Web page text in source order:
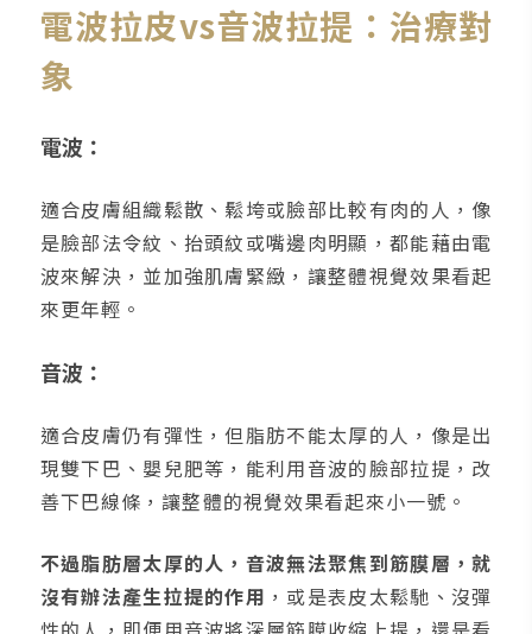
電波拉皮vs音波拉提：治療對
象
電波：
適合皮膚組織鬆散、鬆垮或臉部比較有肉的人，像
是臉部法令紋、抬頭紋或嘴邊肉明顯，都能藉由電
波來解決，並加強肌膚緊緻，讓整體視覺效果看起
來更年輕。
音波：
適合皮膚仍有彈性，但脂肪不能太厚的人，像是出
現雙下巴、嬰兒肥等，能利用音波的臉部拉提，改
善下巴線條，讓整體的視覺效果看起來小一號。
不過脂肪層太厚的人，音波無法聚焦到筋膜層，就
沒有辦法產生拉提的作用 ，或是表皮太鬆馳、沒彈